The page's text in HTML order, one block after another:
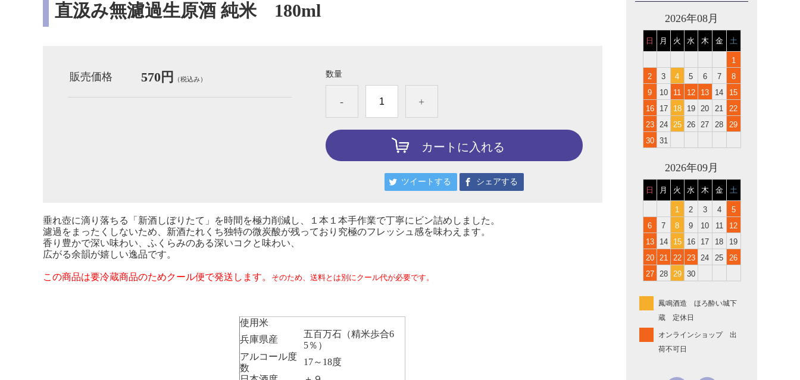
直汲み無濾過生原酒 純米 180ml
販売価格 570円 （税込み）
数量
- +
カートに入れる
ツイートする シェアする
垂れ壺に滴り落ちる「新酒しぼりたて」を時間を極力削減し、１本１本手作業で丁寧にビン詰めしました。
濾過をまったくしないため、新酒たれくち独特の微炭酸が残っており究極のフレッシュ感を味わえます。
香り豊かで深い味わい、ふくらみのある深いコクと味わい、
広がる余韻が嬉しい逸品です。
この商品は要冷蔵商品のためクール便で発送します。 そのため、送料とは別にクール代が必要です。
使用米
兵庫県産
五百万石（精米歩合6
5％）
アルコール度
数
17～18度
2026年08月
日 月 火 水 木 金 土
1
2
3 4 5 6 7
8
9
10 11 12 13 14
15
16
17 18 19 20 21
22
23
24 25 26 27 28
29
30
31
2026年09月
日 月 火 水 木 金 土
1 2 3 4
5
6
7 8 9 10 11
12
13
14 15 16 17 18
19
20
21 22 23 24 25
26
27
28 29 30
鳳鳴酒造 ほろ酔い城下
蔵 定休日
オンラインショップ 出
荷不可日